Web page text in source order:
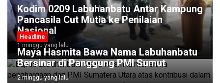
Kodim 0209 Labuhanbatu Antar Kampung
Pancasila Cut Mutia ke Penilaian
Nasional
1 minggu yang lalu
Headline
Maya Hasmita Bawa Nama Labuhanbatu
Bersinar di Panggung PMI Sumut
2 minggu yang lalu